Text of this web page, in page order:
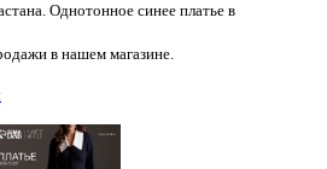
Однотонное синее платье в
в нашем магазине.